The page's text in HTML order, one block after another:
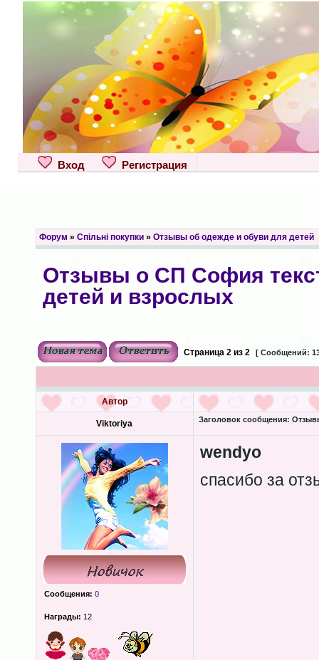
Вход Регистрация
Форум » Спільні покупки» Отзывы об одежде и обуви для детей
Отзывы о СП София
детей и взрослых
Страница 2из 2 [ Сообщений:
Автор
Viktoriya Заголовок сообщения:
Сообщения: 0
Награды: 12
wendyo
спасибо за